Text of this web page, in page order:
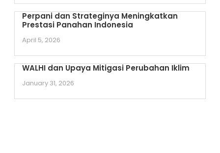
Perpani dan Strateginya Meningkatkan
Prestasi Panahan Indonesia
April 5, 2026
WALHI dan Upaya Mitigasi Perubahan Iklim
January 31, 2026